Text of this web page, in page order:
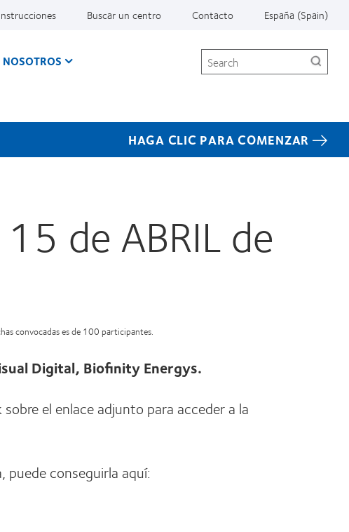
Buscar un centro Contacto España (Spain)
Search
HAGA CLIC PARA COMENZAR
de ABRIL de
convocadas es de 100 participantes.
Digital, Biofinity Energys.
el enlace adjunto para acceder a la
puede conseguirla aquí: